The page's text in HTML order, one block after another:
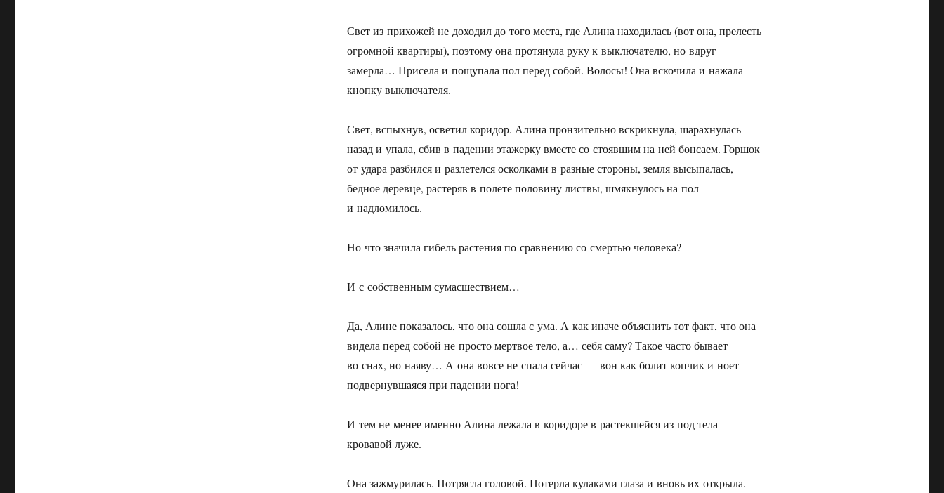
Свет из прихожей не доходил до того места, где Алина находилась (вот она, прелесть
огромной квартиры), поэтому она протянула руку к выключателю, но вдруг
замерла… Присела и пощупала пол перед собой. Волосы! Она вскочила и нажала
кнопку выключателя.
Свет, вспыхнув, осветил коридор. Алина пронзительно вскрикнула, шарахнулась
назад и упала, сбив в падении этажерку вместе со стоявшим на ней бонсаем. Горшок
от удара разбился и разлетелся осколками в разные стороны, земля высыпалась,
бедное деревце, растеряв в полете половину листвы, шмякнулось на пол
и надломилось.
Но что значила гибель растения по сравнению со смертью человека?
И с собственным сумасшествием…
Да, Алине показалось, что она сошла с ума. А как иначе объяснить тот факт, что она
видела перед собой не просто мертвое тело, а… себя саму? Такое часто бывает
во снах, но наяву… А она вовсе не спала сейчас — вон как болит копчик и ноет
подвернувшаяся при падении нога!
И тем не менее именно Алина лежала в коридоре в растекшейся из-под тела
кровавой луже.
Она зажмурилась. Потрясла головой. Потерла кулаками глаза и вновь их открыла.